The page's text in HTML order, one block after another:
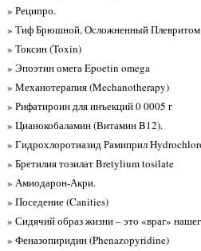
» Реципро.
» Тиф Брюшной, Осложненный
» Токсин (Toxin)
» Эпоэтин омега Epoetin omega
» Механотерапия (Mechanotherapy)
» Рифатироин для инъекций 0 0005 г
» Цианокобаламин (Витамин B12).
» Гидрохлоротиазид Рамиприл
» Бретилия тозилат Bretylium tosilate
» Амиодарон-Акри.
» Поседение (Canities)
» Сидячий образ жизни – это «враг»
» Феназопиридин (Phenazopyridine)